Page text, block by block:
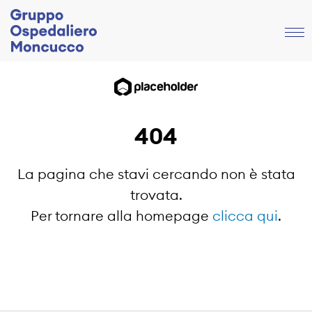
404
La pagina che stavi cercando non è stata
trovata.
Per tornare alla homepage clicca qui.